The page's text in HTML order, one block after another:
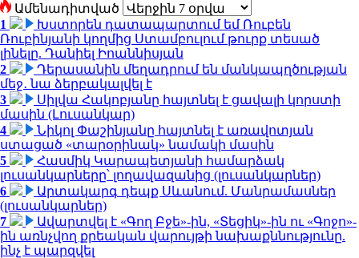
Ամենադիտված
1
Խստորեն դատապարտում եմ Ռուբեն
Ռուբինյանի կողմից Ստամբուլում թուրք տեսած
լինելը. Դանիել Իոաննիսյան
2
Դերասանին մեղադրում են մանկապղծության
մեջ․ նա ձերբակալվել է
3
Սիլվա Հակոբյանը հայտնել է ցավալի կորստի
մասին (Լուսանկար)
4
Նիկոլ Փաշինյանը հայտնել է առավոտյան
ստացած «տարօրինակ» նամակի մասին
5
Հասմիկ Կարապետյանի համարձակ
լուսանկարները՝ լողավազանից (լուսանկարներ)
6
Արտակարգ դեպք Սևանում. Մանրամասներ
(լուսանկարներ)
7
Ավարտվել է «Գող Բջե»-ին, «Տեցիկ»-ին ու «Գոջո»-
ին առնչվող քրեական վարույթի նախաքննությունը.
ինչ է պարզվել